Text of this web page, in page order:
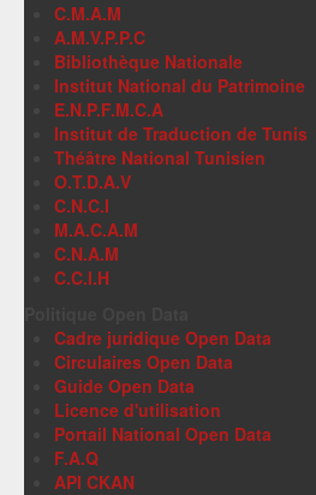
C.M.A.M
A.M.V.P.P.C
Bibliothèque Nationale
Institut National du Patrimoine
E.N.P.F.M.C.A
Institut de Traduction de Tunis
Théâtre National Tunisien
O.T.D.A.V
C.N.C.I
M.A.C.A.M
C.N.A.M
C.C.I.H
Cadre juridique Open Data
Circulaires Open Data
Guide Open Data
Licence d'utilisation
Portail National Open Data
F.A.Q
API CKAN